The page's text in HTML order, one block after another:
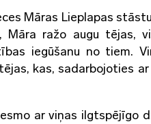
Māras Lieplapas
Māra ražo augu tējas,
iegūšanu no tiem.
kas, sadarbojoties
ar viņas ilgtspējīgo